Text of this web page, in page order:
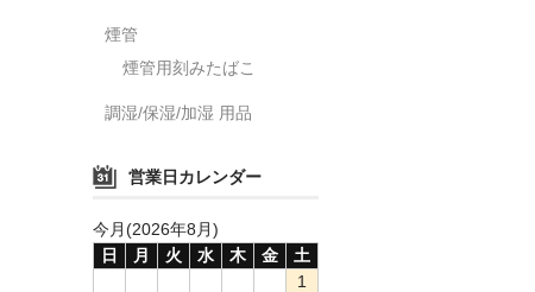
煙管
煙管用刻みたばこ
調湿/保湿/加湿 用品
営業日カレンダー
今月(2026年8月)
日
月 火 水 木 金
土
1